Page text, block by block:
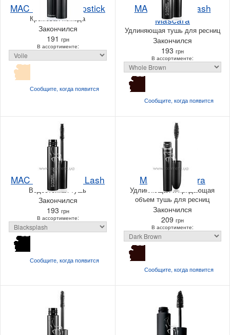
MAC Slimshine Lipstick
Кремовая помада
Закончился
191 грн
В ассортименте:
Сообщите, когдапоявится
MAC Pro Longlash
Mascara
Удлиняющая тушь для ресниц
Закончился
193 грн
В ассортименте:
Сообщите, когдапоявится
MAC Splashproof Lash
Водостойкая тушь
Закончился
193 грн
В ассортименте:
Сообщите, когдапоявится
MAC X Mascara
Удлиняющая и придающая
объем тушь для ресниц
Закончился
209 грн
В ассортименте:
Сообщите, когдапоявится